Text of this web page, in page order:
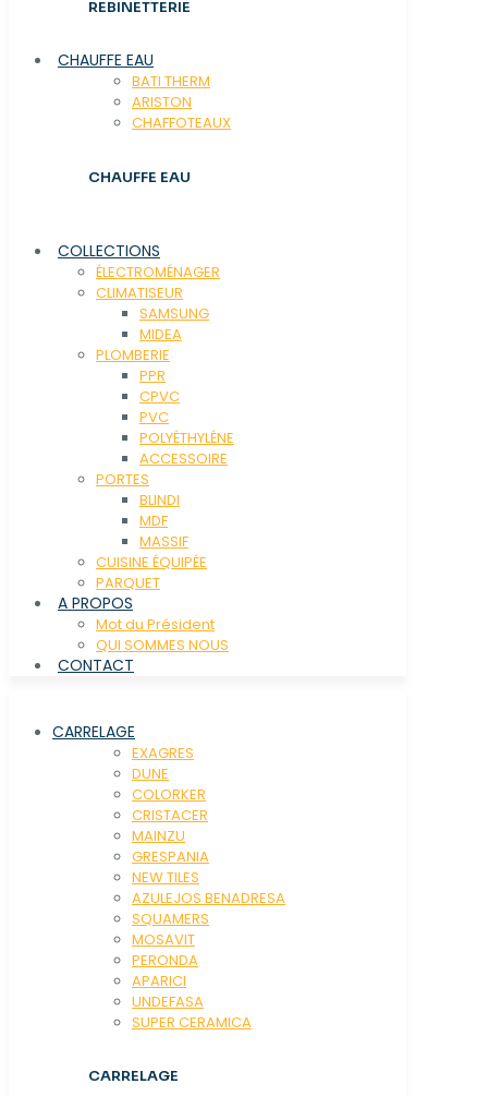
REBINETTERIE
CHAUFFE EAU
BATI THERM
ARISTON
CHAFFOTEAUX
CHAUFFE EAU
COLLECTIONS
ÉLECTROMÉNAGER
CLIMATISEUR
SAMSUNG
MIDEA
PLOMBERIE
PPR
CPVC
PVC
POLYÉTHYLÉNE
ACCESSOIRE
PORTES
BLINDI
MDF
MASSIF
CUISINE ÉQUIPÉE
PARQUET
A PROPOS
Mot du Président
QUI SOMMES NOUS
CONTACT
CARRELAGE
EXAGRES
DUNE
COLORKER
CRISTACER
MAINZU
GRESPANIA
NEW TILES
AZULEJOS BENADRESA
SQUAMERS
MOSAVIT
PERONDA
APARICI
UNDEFASA
SUPER CERAMICA
CARRELAGE